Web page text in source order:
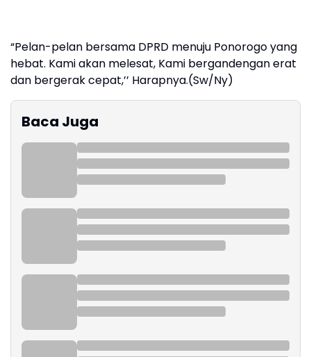
“Pelan-pelan bersama DPRD menuju Ponorogo yang
hebat. Kami akan melesat, Kami bergandengan erat
dan bergerak cepat,’’ Harapnya.(Sw/Ny)
Baca Juga